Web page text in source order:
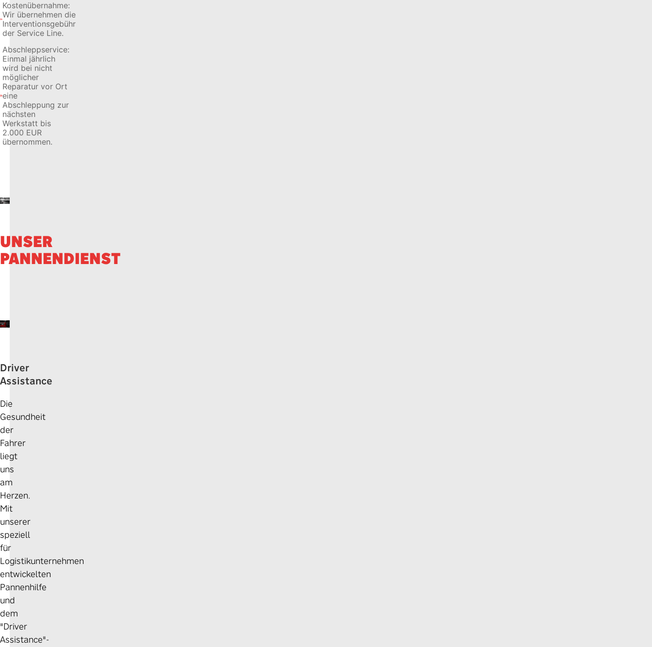
Kostenübernahme:
Wir übernehmen die
Interventionsgebühr
der Service Line.
Abschleppservice:
Einmal jährlich
wird bei nicht
möglicher
Reparatur vor Ort
eine
Abschleppung zur
nächsten
Werkstatt bis
2.000 EUR
übernommen.
UNSER
PANNENDIENST
Driver
Assistance
Die
Gesundheit
der
Fahrer
liegt
uns
am
Herzen.
Mit
unserer
speziell
für
Logistikunternehmen
entwickelten
Pannenhilfe
und
dem
"Driver
Assistance"-